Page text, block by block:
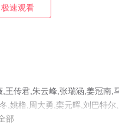
极速观看
传君,朱云峰,张瑞涵,姜冠南,
姚橹,周大勇,栾元晖,刘巴特尔
，手机免费观看高清无删减完
部